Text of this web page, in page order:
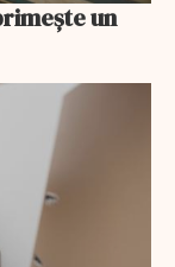
un